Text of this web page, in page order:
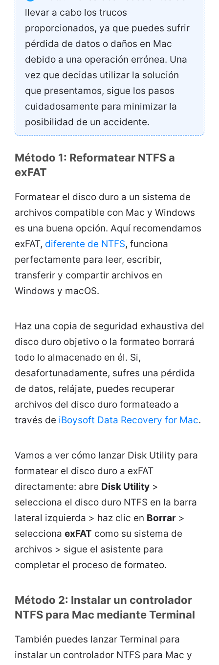
llevar a cabo los trucos
proporcionados, ya que puedes sufrir
pérdida de datos o daños en Mac
debido a una operación errónea. Una
vez que decidas utilizar la solución
que presentamos, sigue los pasos
cuidadosamente para minimizar la
posibilidad de un accidente.
Método 1: Reformatear NTFS a
exFAT
Formatear el disco duro a un sistema de
archivos compatible con Mac y Windows
es una buena opción. Aquí recomendamos
exFAT, diferente de NTFS, funciona
perfectamente para leer, escribir,
transferir y compartir archivos en
Windows y macOS.
Haz una copia de seguridad exhaustiva del
disco duro objetivo o la formateo borrará
todo lo almacenado en él. Si,
desafortunadamente, sufres una pérdida
de datos, relájate, puedes recuperar
archivos del disco duro formateado a
través de iBoysoft Data Recovery for Mac.
Vamos a ver cómo lanzar Disk Utility para
formatear el disco duro a exFAT
directamente: abre Disk Utility >
selecciona el disco duro NTFS en la barra
lateral izquierda > haz clic en Borrar >
selecciona exFAT como su sistema de
archivos > sigue el asistente para
completar el proceso de formateo.
Método 2: Instalar un controlador
NTFS para Mac mediante Terminal
También puedes lanzar Terminal para
instalar un controlador NTFS para Mac y